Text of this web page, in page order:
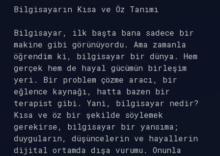
Bilgisayarın Kısa ve Öz Tanımı
Bilgisayar, ilk başta bana sadece bir
makine gibi görünüyordu. Ama zamanla
öğrendim ki, bilgisayar bir dünya. Hem
gerçek hem de hayal gücümün birleşim
yeri. Bir problem çözme aracı, bir
eğlence kaynağı, hatta bazen bir
terapist gibi. Yani, bilgisayar nedir?
Kısa ve öz bir şekilde söylemek
gerekirse, bilgisayar bir yansıma;
duyguların, düşüncelerin ve hayallerin
dijital ortamda dışa vurumu. Onunla